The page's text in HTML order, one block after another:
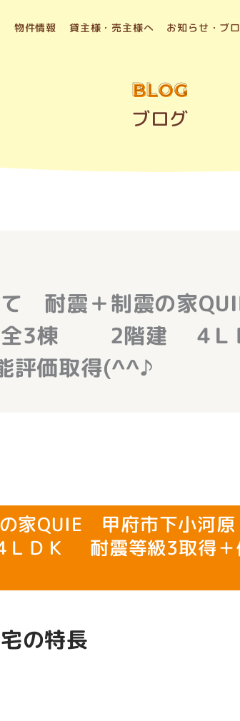
物件情報 貸主様・売主様へ お知らせ・ブ
BLOG
ブログ
耐震＋制震の家
3棟 2階建 4Ｌ
評価取得(^^♪
家QUIE 甲府市下小河
耐震等級3取得＋
の特長